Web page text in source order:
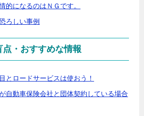
的になるのはＮＧです。
ろしい事例
点・おすすめな情報
とロードサービスは使おう！
自動車保険会社と団体契約している場合